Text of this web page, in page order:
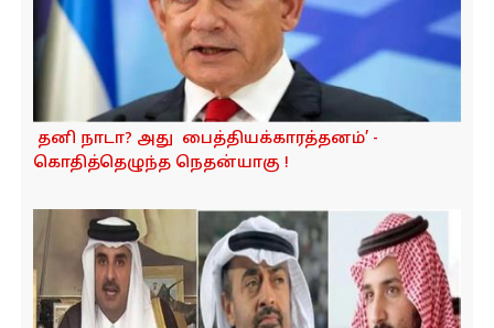
அனைத்து இஸ்ரேல் பணய கைதிகளும்
விடுதலை: இந்தியா மனமார்ந்த வரவேற்புடன்
பாராட்டுகிறது - பிரதமர் மோடி!